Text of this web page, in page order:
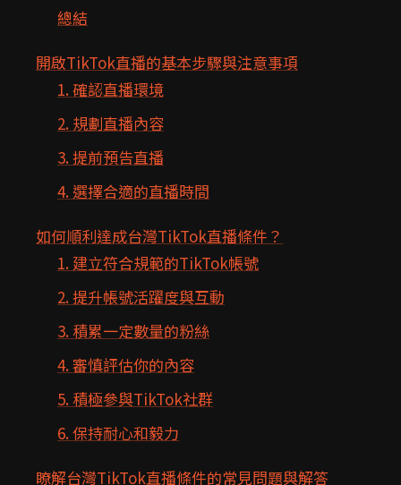
總結
開啟TikTok直播的基本步驟與注意事項
1. 確認直播環境
2. 規劃直播內容
3. 提前預告直播
4. 選擇合適的直播時間
如何順利達成台灣TikTok直播條件？
1. 建立符合規範的TikTok帳號
2. 提升帳號活躍度與互動
3. 積累一定數量的粉絲
4. 審慎評估你的內容
5. 積極參與TikTok社群
6. 保持耐心和毅力
瞭解台灣TikTok直播條件的常見問題與解答